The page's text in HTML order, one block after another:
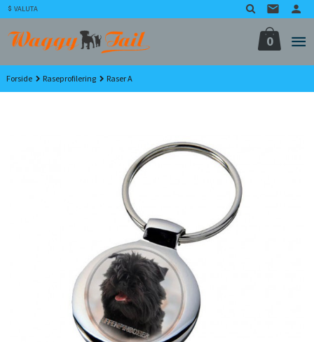
Gå
til
innholdet
VALUTA
0
Forside Raseprofilering Raser A